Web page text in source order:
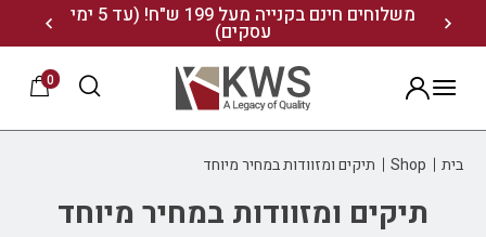
משלוחים חינם בקנייה מעל 199 ש"ח! (עד 5 ימי
עסקים) 20% הנחה על מגוון התיקים השוויצריים לחצו כאן>>
הרשמה
0
בית Shop תיקים ומזוודות במחיר מיוחד
תיקים ומזוודות במחיר מיוחד